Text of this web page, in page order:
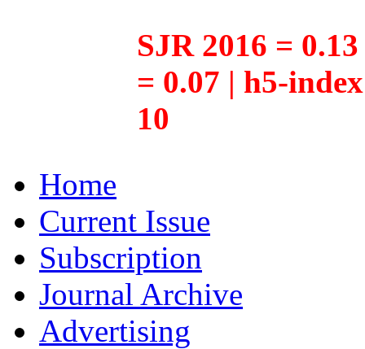
SJR 2016 =
= 0.07 | h5-
10
Home
Current Issue
Subscription
Journal Archive
Advertising